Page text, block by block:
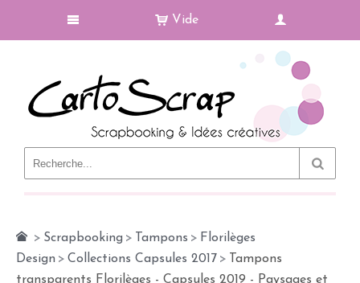
Vide
> Scrapbooking > Tampons > Florilèges
Design > Collections Capsules 2017 >
Tampons
transparents Florilèges - Capsules 2019 - Paysages et